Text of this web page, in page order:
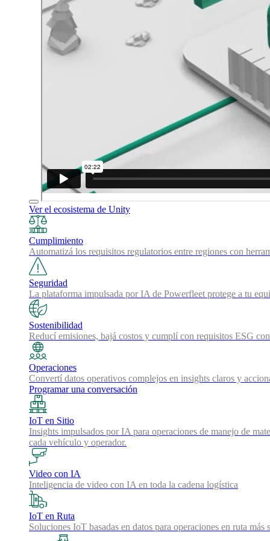
Ver el ecosistema de Unity
Cumplimiento
Automatizá los requisitos regulatorios entre regiones con
Seguridad
La plataforma impulsada por IA de Powerfleet protege a tu
Sostenibilidad
Reducí emisiones, bajá costos y cumplí con requisitos ESG
Operaciones
Convertí datos operativos complejos en insights claros y
Programar una conversación
IoT en Sitio
Insights impulsados por IA para operaciones de manejo de
cada vehículo y operador.
Video con IA
Inteligencia de video con IA en toda la cadena logística
IoT en Ruta
Soluciones IoT basadas en datos para operaciones en ruta más